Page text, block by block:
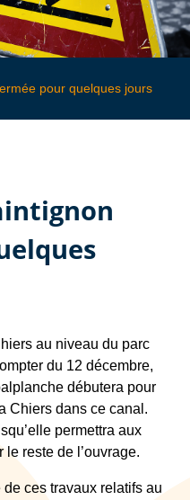
pour quelques jours
au niveau du parc
du 12 décembre,
débutera pour
Chiers dans ce canal.
permettra aux
reste de l’ouvrage.
ces travaux relatifs au